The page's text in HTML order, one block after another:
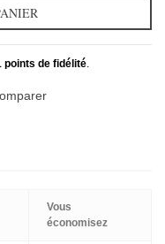
points de fidélité.
Vous
économisez